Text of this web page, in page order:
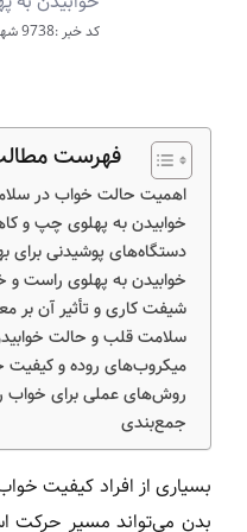
کد خبر :9738
فهرست
اهمیت حالت خواب در
خوابیدن به پهلوی چپ و
دستگاه‌های پوشیدنی برای
خوابیدن به پهلوی راست
شیفت کاری و تأثیر آن بر
سلامت قلب و حالت
میکروب‌های روده و کیفیت
روش‌های عملی برای خواب
جمع‌بندی
بسیاری از افراد کیفیت
بدن می‌تواند مسیر حرکت